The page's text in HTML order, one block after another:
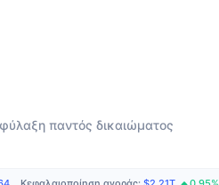
παντός δικαιώματος